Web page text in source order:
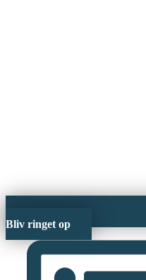
Bliv ringet op